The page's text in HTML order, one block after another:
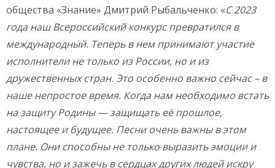
общества «Знание» Дмитрий Рыбальченко: «С 2023
года наш Всероссийский конкурс превратился в
международный. Теперь в нем принимают участие
исполнители не только из России, но и из
дружественных стран. Это особенно важно сейчас – в
наше непростое время. Когда нам необходимо встать
на защиту Родины — защищать её прошлое,
настоящее и будущее. Песни очень важны в этом
плане. Они способны не только выразить эмоции и
чувства, но и зажечь в сердцах других людей искру